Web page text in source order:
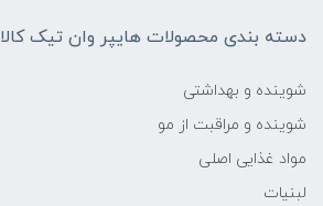
دسته بندی محصولات هایپر وان تیک کالا
شوینده و بهداشتی
شوینده و مراقبت از مو
مواد غذایی اصلی
لبنیات